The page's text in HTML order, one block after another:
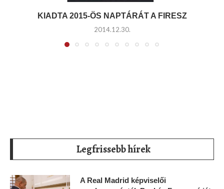
KIADTA 2015-ÖS NAPTÁRÁT A FIRESZ
2014.12.30.
Legfrissebb hírek
A Real Madrid képviselői